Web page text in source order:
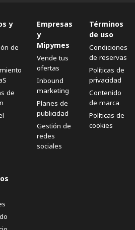
y
de
de
Empresas
y
Mipymes
Vende tus
ofertas
Inbound
marketing
Planes de
publicidad
Gestión de
redes
sociales
Términos
de uso
Condiciones
de reservas
Políticas de
privacidad
Contenido
de marca
Políticas de
cookies